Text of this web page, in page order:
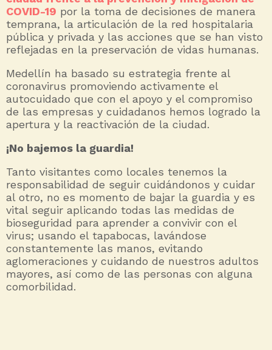
COVID-19 por la toma de decisiones de manera
temprana, la articulación de la red hospitalaria
pública y privada y las acciones que se han visto
reflejadas en la preservación de vidas humanas.
Medellín ha basado su estrategia frente al
coronavirus promoviendo activamente el
autocuidado que con el apoyo y el compromiso
de las empresas y cuidadanos hemos logrado la
apertura y la reactivación de la ciudad.
¡No bajemos la guardia!
Tanto visitantes como locales tenemos la
responsabilidad de seguir cuidándonos y cuidar
al otro, no es momento de bajar la guardia y es
vital seguir aplicando todas las medidas de
bioseguridad para aprender a convivir con el
virus; usando el tapabocas, lavándose
constantemente las manos, evitando
aglomeraciones y cuidando de nuestros adultos
mayores, así como de las personas con alguna
comorbilidad.